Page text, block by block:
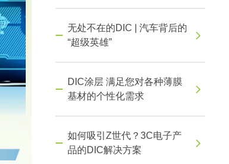
无处不在的DIC | 汽车背后的
“超级英雄”
DIC涂层 满足您对各种薄膜
基材的个性化需求
如何吸引Z世代？3C电子产
品的DIC解决方案